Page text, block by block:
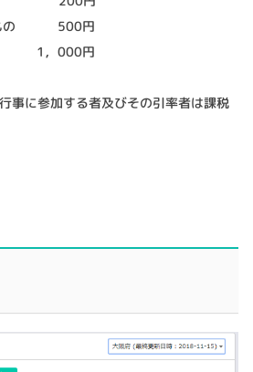
もの 500円
1，000円
に参加する者及びその引率者は課税